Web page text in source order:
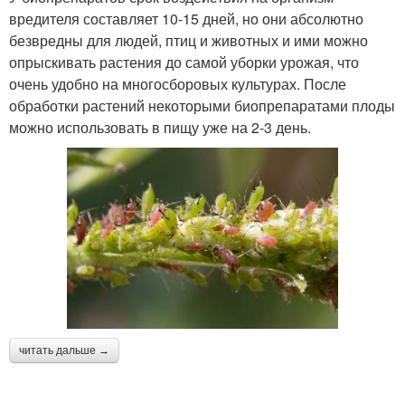
вредителя составляет 10-15 дней, но они абсолютно
безвредны для людей, птиц и животных и ими можно
опрыскивать растения до самой уборки урожая, что
очень удобно на многосборовых культурах. После
обработки растений некоторыми биопрепаратами плоды
можно использовать в пищу уже на 2-3 день.
читать дальше →